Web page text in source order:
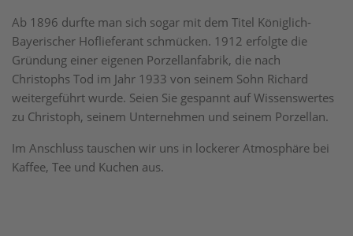
Ab 1896 durfte man sich sogar mit dem Titel Königlich-
Bayerischer Hoflieferant schmücken. 1912 erfolgte die
Gründung einer eigenen Porzellanfabrik, die nach
Christophs Tod im Jahr 1933 von seinem Sohn Richard
weitergeführt wurde. Seien Sie gespannt auf Wissenswertes
zu Christoph, seinem Unternehmen und seinem Porzellan.
Im Anschluss tauschen wir uns in lockerer Atmosphäre bei
Kaffee, Tee und Kuchen aus.